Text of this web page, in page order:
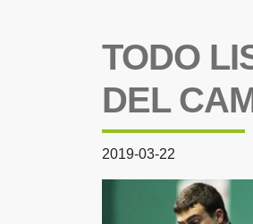
TODO
DEL
2019-03-22